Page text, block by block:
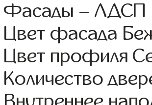
Фасады – ЛДСП
Цвет фасада
Цвет профиля
Количество